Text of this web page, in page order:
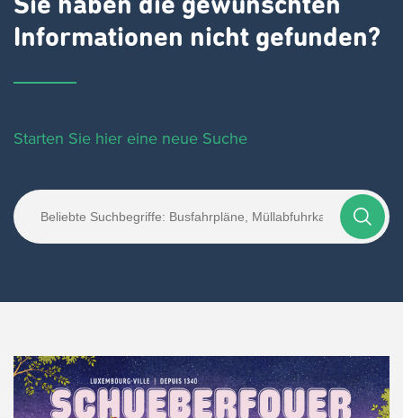
Sie haben die gewünschten
Informationen nicht gefunden?
Starten Sie hier eine neue Suche